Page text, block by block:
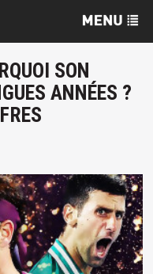
SON
ANNÉES ?